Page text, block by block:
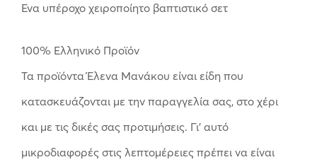
Ένα υπέροχο χειροποίητο βαπτιστικό σετ
100% Ελληνικό Προϊόν
Τα προϊόντα Έλενα Μανάκου είναι είδη που
κατασκευάζονται με την παραγγελία σας, στο χέρι
και με τις δικές σας προτιμήσεις. Γι’ αυτό
μικροδιαφορές στις λεπτομέρειες πρέπει να είναι